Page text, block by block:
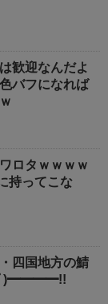
歓迎なんだよ
バフになれば
ロタｗｗｗｗ
持ってこな
四国地方の鯖
ﾟ)━━━━!!